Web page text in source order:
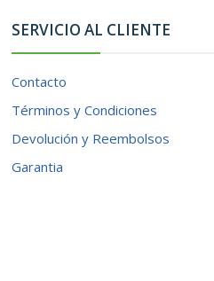
SERVICIO AL CLIENTE
Contacto
Términos y Condiciones
Devolución y Reembolsos
Garantia